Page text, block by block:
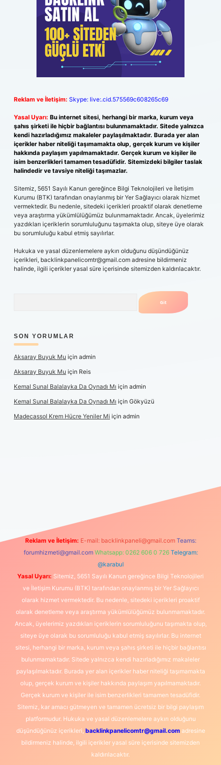
Reklam ve İletişim: Skype: live:.cid.575569c608265c69
Yasal Uyarı: Bu internet sitesi, herhangi bir marka, kurum veya
şahıs şirketi ile hiçbir bağlantısı bulunmamaktadır. Sitede yalnızca
kendi hazırladığımız makaleler paylaşılmaktadır. Burada yer alan
içerikler haber niteliği taşımamakta olup, gerçek kurum ve kişiler
hakkında paylaşım yapılmamaktadır. Gerçek kurum ve kişiler ile
isim benzerlikleri tamamen tesadüfidir. Sitemizdeki bilgiler taslak
halindedir ve tavsiye niteliği taşımazlar.
Sitemiz, 5651 Sayılı Kanun gereğince Bilgi Teknolojileri ve İletişim
Kurumu (BTK) tarafından onaylanmış bir Yer Sağlayıcı olarak hizmet
vermektedir. Bu nedenle, sitedeki içerikleri proaktif olarak denetleme
veya araştırma yükümlülüğümüz bulunmamaktadır. Ancak, üyelerimiz
yazdıkları içeriklerin sorumluluğunu taşımakta olup, siteye üye olarak
bu sorumluluğu kabul etmiş sayılırlar.
Hukuka ve yasal düzenlemelere aykırı olduğunu düşündüğünüz
içerikleri, backlinkpanelicomtr@gmail.com adresine bildirmeniz
halinde, ilgili içerikler yasal süre içerisinde sitemizden kaldırılacaktır.
SON YORUMLAR
Aksaray Buyuk Mu için admin
Aksaray Buyuk Mu için Reis
Kemal Sunal Balalayka Da Oynadı Mı için admin
Kemal Sunal Balalayka Da Oynadı Mı için Gökyüzü
Madecassol Krem Hücre Yeniler Mi için admin
Reklam ve İletişim: E-mail: backlinkpaneli@gmail.com Teams:
forumhizmeti@gmail.com Whatsapp: 0262 606 0 726 Telegram:
@karabul
Yasal Uyarı: Sitemiz, 5651 Sayılı Kanun gereğince Bilgi Teknolojileri
ve İletişim Kurumu (BTK) tarafından onaylanmış bir Yer Sağlayıcı
olarak hizmet vermektedir. Bu nedenle, sitedeki içerikleri proaktif
olarak denetleme veya araştırma yükümlülüğümüz bulunmamaktadır.
Ancak, üyelerimiz yazdıkları içeriklerin sorumluluğunu taşımakta olup,
siteye üye olarak bu sorumluluğu kabul etmiş sayılırlar. Bu internet
sitesi, herhangi bir marka, kurum veya şahıs şirketi ile hiçbir bağlantısı
bulunmamaktadır. Sitede yalnızca kendi hazırladığımız makaleler
paylaşılmaktadır. Burada yer alan içerikler haber niteliği taşımamakta
olup, gerçek kurum ve kişiler hakkında paylaşım yapılmamaktadır.
Gerçek kurum ve kişiler ile isim benzerlikleri tamamen tesadüfidir.
Sitemiz, kar amacı gütmeyen ve tamamen ücretsiz bir bilgi paylaşım
platformudur. Hukuka ve yasal düzenlemelere aykırı olduğunu
düşündüğünüz içerikleri, backlinkpanelicomtr@gmail.comadresine
bildirmeniz halinde, ilgili içerikler yasal süre içerisinde sitemizden
kaldırılacaktır.